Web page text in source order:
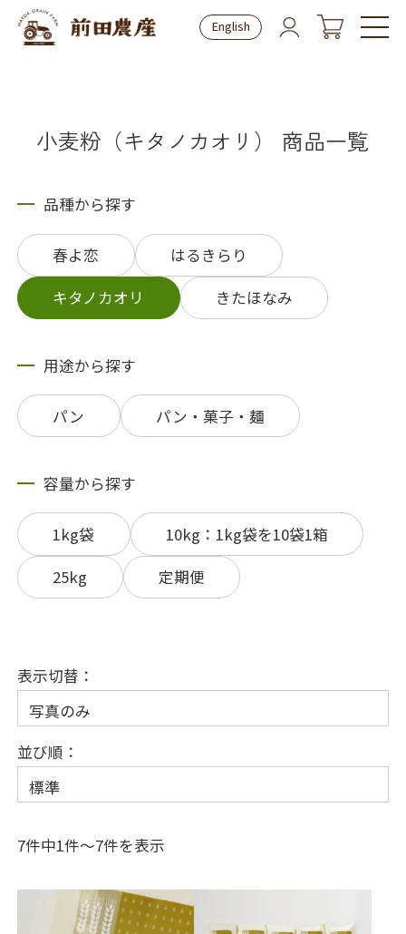
English
小麦粉（キタノカオリ） 商品一覧
品種から探す
春よ恋
はるきらり
キタノカオリ
きたほなみ
用途から探す
パン パン・菓子・麺
容量から探す
1kg袋
10kg：1kg袋を10袋1箱
25kg
定期便
表示切替：
並び順：
7件中1件～7件を表示